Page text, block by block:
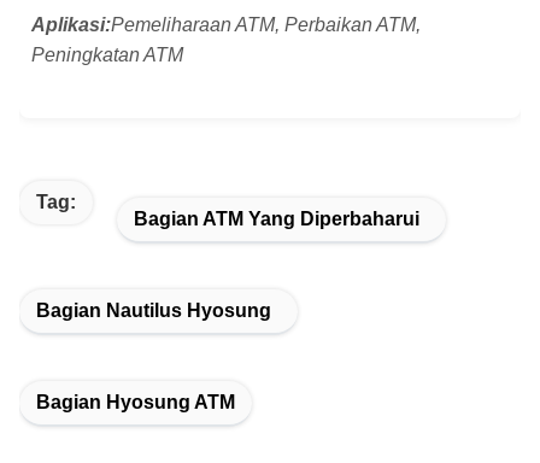
Aplikasi:Pemeliharaan ATM, Perbaikan ATM,
Peningkatan ATM
Tag:
Bagian ATM Yang Diperbaharui
Bagian Nautilus Hyosung
Bagian Hyosung ATM